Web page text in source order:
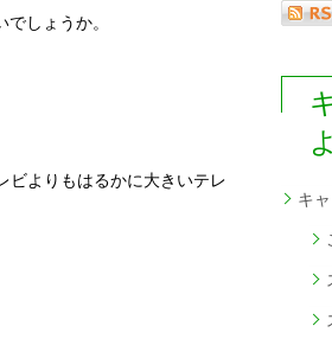
しょうか。
ビよりもはるかに大きいテレ
キ